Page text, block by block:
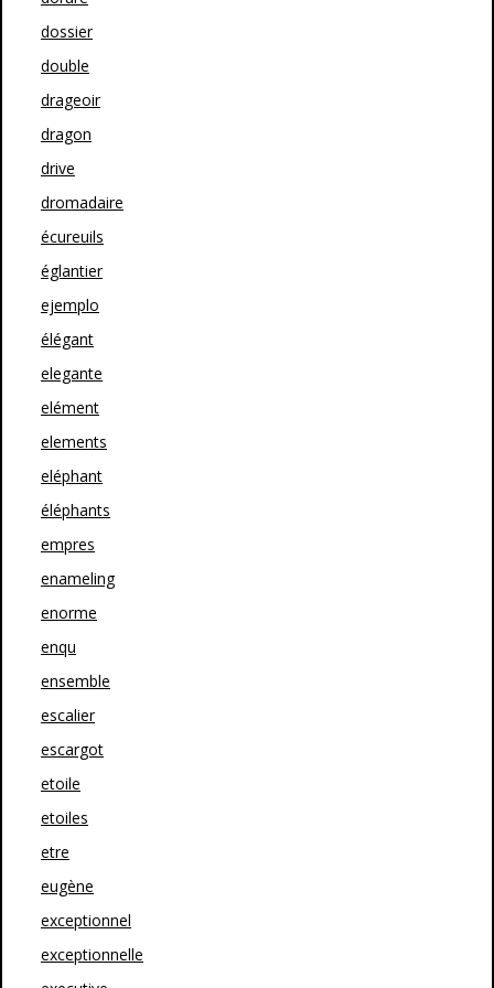
dossier
double
drageoir
dragon
drive
dromadaire
écureuils
églantier
ejemplo
élégant
elegante
elément
elements
eléphant
éléphants
empres
enameling
enorme
enqu
ensemble
escalier
escargot
etoile
etoiles
etre
eugène
exceptionnel
exceptionnelle